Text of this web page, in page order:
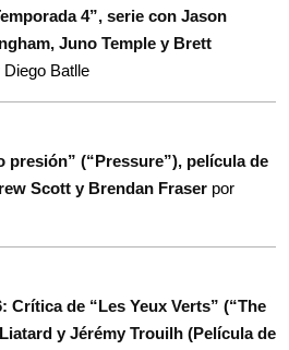
4”, serie con Jason
Juno Temple y Brett
Diego Batlle
presión” (“Pressure”), película de
Scott y Brendan Fraser por
Crítica de “Les Yeux Verts” (“The
y Jérémy Trouilh (Película de